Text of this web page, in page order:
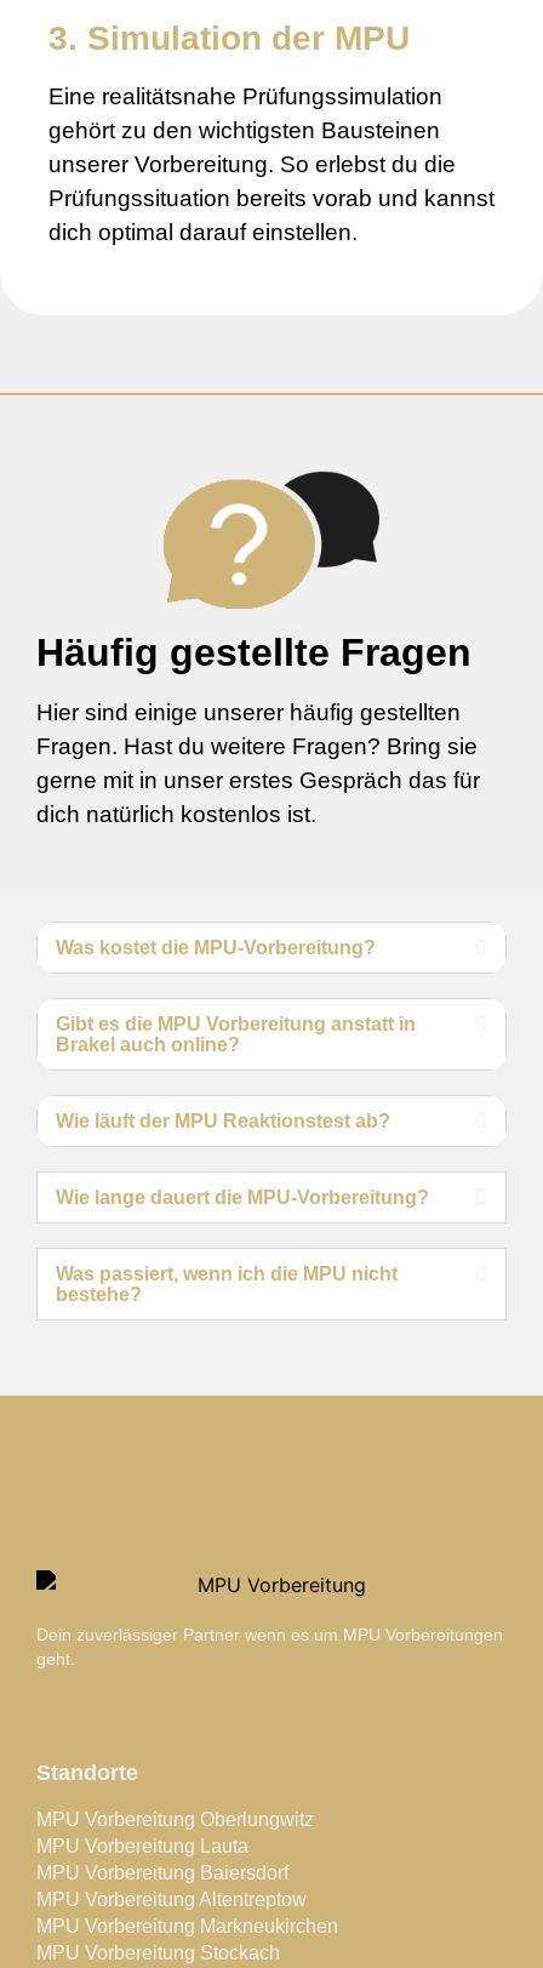
3. Simulation der MPU
Eine realitätsnahe Prüfungssimulation
gehört zu den wichtigsten Bausteinen
unserer Vorbereitung. So erlebst du die
Prüfungssituation bereits vorab und kannst
dich optimal darauf einstellen.
Häufig gestellte Fragen
Hier sind einige unserer häufig gestellten
Fragen. Hast du weitere Fragen? Bring sie
gerne mit in unser erstes Gespräch das für
dich natürlich kostenlos ist.
Was kostet die MPU-Vorbereitung?
Gibt es die MPU Vorbereitung anstatt in
Brakel auch online?
Wie läuft der MPU Reaktionstest ab?
Wie lange dauert die MPU-Vorbereitung?
Was passiert, wenn ich die MPU nicht
bestehe?
Dein zuverlässiger Partner wenn es um MPU Vorbereitungen
geht.
Standorte
MPU Vorbereitung Oberlungwitz
MPU Vorbereitung Lauta
MPU Vorbereitung Baiersdorf
MPU Vorbereitung Altentreptow
MPU Vorbereitung Markneukirchen
MPU Vorbereitung Stockach